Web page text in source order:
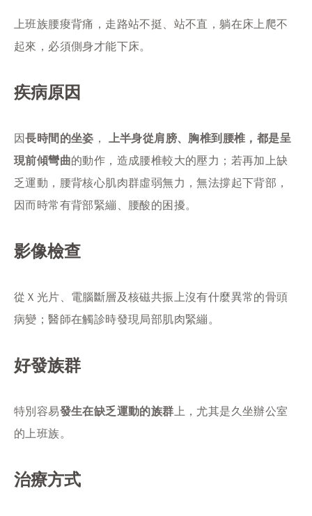
上班族腰痠背痛，走路站不挺、站不直，躺在床上爬不
起來，必須側身才能下床。
疾病原因
因長時間的坐姿 ， 上半身從肩膀、胸椎到腰椎，都是呈
現前傾彎曲的動作，造成腰椎較大的壓力；若再加上缺
乏運動，腰背核心肌肉群虛弱無力，無法撐起下背部，
因而時常有背部緊繃、腰酸的困擾。
影像檢查
從Ｘ光片、電腦斷層及核磁共振上沒有什麼異常的骨頭
病變；醫師在觸診時發現局部肌肉緊繃。
好發族群
特別容易發生在缺乏運動的族群上，尤其是久坐辦公室
的上班族。
治療方式